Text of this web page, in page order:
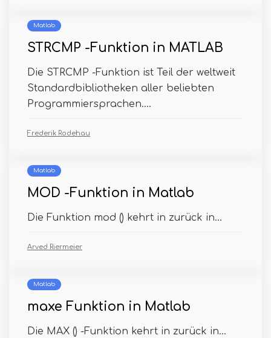
Matlab
STRCMP -Funktion in MATLAB
Die STRCMP -Funktion ist Teil der weltweit
Standardbibliotheken aller beliebten
Programmiersprachen....
Frederik Rodehau
Matlab
MOD -Funktion in Matlab
Die Funktion mod () kehrt in zurück in...
Arved Riermeier
Matlab
maxe Funktion in Matlab
Die MAX () -Funktion kehrt in zurück in...